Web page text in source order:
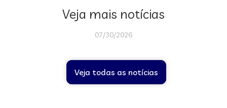
Veja mais notícias
07/30/2026
Veja todas as notícias